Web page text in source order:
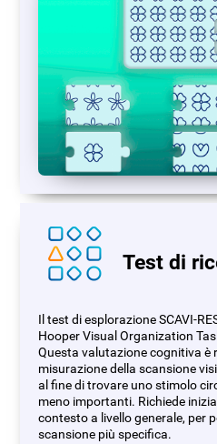
Test di
Il test di esplorazione SCAVI-
Hooper Visual Organization
Questa valutazione cognitiva è
misurazione della scansione
al fine di trovare uno stimolo
meno importanti. Richiede
contesto a livello generale, per
scansione più specifica.